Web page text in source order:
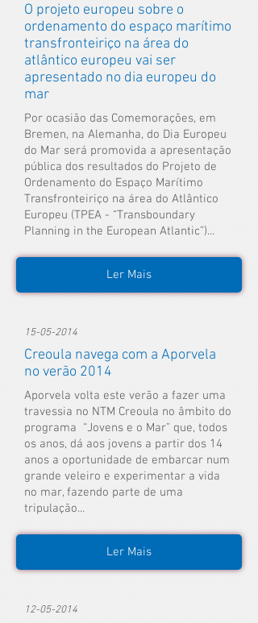
O projeto europeu sobre o
ordenamento do espaço marítimo
transfronteiriço na área do
atlântico europeu vai ser
apresentado no dia europeu do
mar
Por ocasião das Comemorações, em
Bremen, na Alemanha, do Dia Europeu
do Mar será promovida a apresentação
pública dos resultados do Projeto de
Ordenamento do Espaço Marítimo
Transfronteiriço na área do Atlântico
Europeu (TPEA - “Transboundary
Planning in the European Atlantic”)...
Ler Mais
15-05-2014
Creoula navega com a Aporvela
no verão 2014
Aporvela volta este verão a fazer uma
travessia no NTM Creoula no âmbito do
programa “Jovens e o Mar” que, todos
os anos, dá aos jovens a partir dos 14
anos a oportunidade de embarcar num
grande veleiro e experimentar a vida
no mar, fazendo parte de uma
tripulação...
Ler Mais
12-05-2014